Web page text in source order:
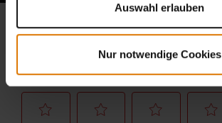
Auswahl erlauben
Nur notwendige Cookies